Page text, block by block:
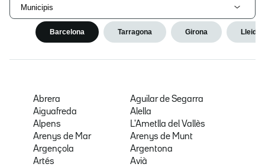
Municipis
Barcelona Tarragona Girona Lleida
Abrera
Aguilar de Segarra
Aiguafreda
Alella
Alpens
L'Ametlla del Vallès
Arenys de Mar
Arenys de Munt
Argençola
Argentona
Artés
Avià